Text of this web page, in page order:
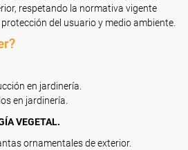
respetando la normativa vigente
del usuario y medio ambiente.
en jardinería.
en jardinería.
VEGETAL.
ornamentales de exterior.